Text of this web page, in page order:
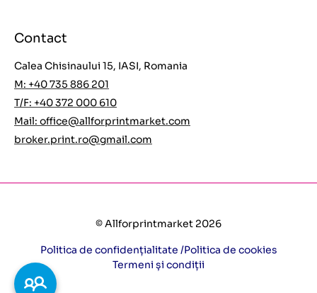
Contact
Calea Chisinaului 15, IASI, Romania
M: +40 735 886 201
T/F: +40 372 000 610
Mail: office@allforprintmarket.com
broker.print.ro@gmail.com
© Allforprintmarket 2026
Politica de confidențialitate /Politica de cookies
Termeni și condiții